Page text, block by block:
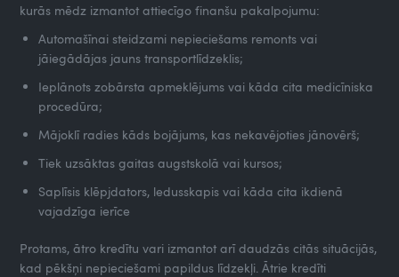
kurās mēdz izmantot attiecīgo finanšu pakalpojumu:
Automašīnai steidzami nepieciešams remonts vai
jāiegādājas jauns transportlīdzeklis;
Ieplānots zobārsta apmeklējums vai kāda cita medicīniska
procedūra;
Mājoklī radies kāds bojājums, kas nekavējoties jānovērš;
Tiek uzsāktas gaitas augstskolā vai kursos;
Saplīsis klēpjdators, ledusskapis vai kāda cita ikdienā
vajadzīga ierīce
Protams, ātro kredītu vari izmantot arī daudzās citās situācijās,
kad pēkšņi nepieciešami papildus līdzekļi. Ātrie kredīti